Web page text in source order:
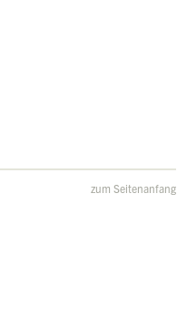
zum Seitenanfang